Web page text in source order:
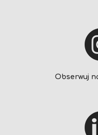
Obserwuj